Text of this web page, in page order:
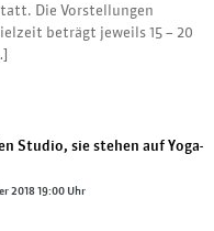
Die Vorstellungen
beträgt jeweils 15 – 20
2018 19:00 Uhr